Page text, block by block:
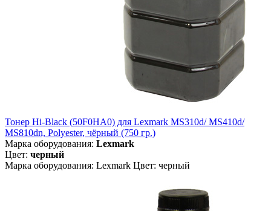
Тонер Hi-Black (50F0HA0) для Lexmark MS310d/ MS410d/
MS810dn, Polyester, чёрный (750 гр.)
Марка оборудования: Lexmark
Цвет: черный
Марка оборудования: Lexmark Цвет: черный